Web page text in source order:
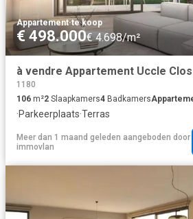
Appartement·te koop
€ 498.000€ 4.698/m²
à vendre Appartement Uccle
1180
106 m²2 Slaapkamers4 Badkamers
·Parkeerplaats·Terras
Meer dan 1 maand geleden aangeboden door
immovlan